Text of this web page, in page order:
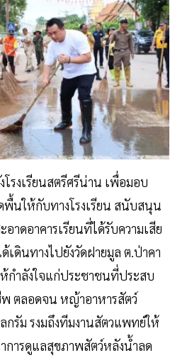
รงเรียนสตรีศรีน่าน เพื่อมอบ
พื้นให้กับทางโรงเรียน สนับสนุน
าดอาคารเรียนที่ได้รับความเสีย
เดินทางไปยังวัดฝายมูล ต.ป่าคา
กำลังใจแก่ประชาชนที่ประสบ
ตลอดจน หญ้าอาหารสัตว์
กรัม รงมถึงทีมงานสัตวแพทย์ให้
การดูแลสุขภาพสัตว์หลังน้ำลด